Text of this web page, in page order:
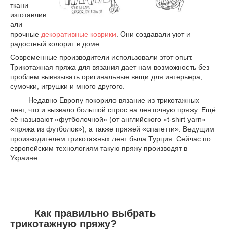
ткани
изготавлив
али
прочные декоративные коврики . Они создавали уют и
радостный колорит в доме.
Современные производители использовали этот опыт.
Трикотажная пряжа для вязания дает нам возможность без
проблем вывязывать оригинальные вещи для интерьера,
сумочки, игрушки и много другого.
Недавно Европу покорило вязание из трикотажных
лент, что и вызвало большой спрос на ленточную пряжу. Ещё
её называют «футболочной» (от английского «t-shirt yarn» –
«пряжа из футболок»), а также пряжей «спагетти». Ведущим
производителем трикотажных лент была Турция. Сейчас по
европейским технологиям такую пряжу производят в
Украине.
Как правильно выбрать
трикотажную пряжу?